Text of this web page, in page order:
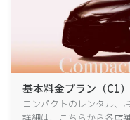
基本料金プラン（C1）
コンパクトのレンタル、